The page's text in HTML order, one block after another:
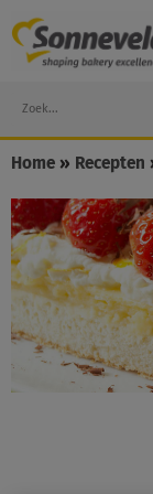
to
content
Search
Home » Recepten